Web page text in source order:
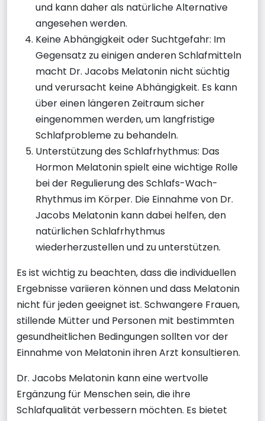
und kann daher als natürliche Alternative
angesehen werden.
Keine Abhängigkeit oder Suchtgefahr: Im
Gegensatz zu einigen anderen Schlafmitteln
macht Dr. Jacobs Melatonin nicht süchtig
und verursacht keine Abhängigkeit. Es kann
über einen längeren Zeitraum sicher
eingenommen werden, um langfristige
Schlafprobleme zu behandeln.
Unterstützung des Schlafrhythmus: Das
Hormon Melatonin spielt eine wichtige Rolle
bei der Regulierung des Schlafs-Wach-
Rhythmus im Körper. Die Einnahme von Dr.
Jacobs Melatonin kann dabei helfen, den
natürlichen Schlafrhythmus
wiederherzustellen und zu unterstützen.
Es ist wichtig zu beachten, dass die individuellen
Ergebnisse variieren können und dass Melatonin
nicht für jeden geeignet ist. Schwangere Frauen,
stillende Mütter und Personen mit bestimmten
gesundheitlichen Bedingungen sollten vor der
Einnahme von Melatonin ihren Arzt konsultieren.
Dr. Jacobs Melatonin kann eine wertvolle
Ergänzung für Menschen sein, die ihre
Schlafqualität verbessern möchten. Es bietet